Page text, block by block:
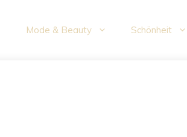
Mode & Beauty Schönheit